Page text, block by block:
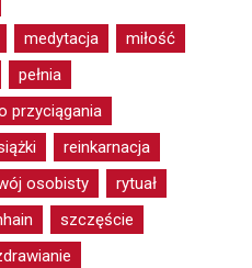
medytacja
miłość
pełnia
przyciągania
reinkarnacja
osobisty
rytuał
szczęście